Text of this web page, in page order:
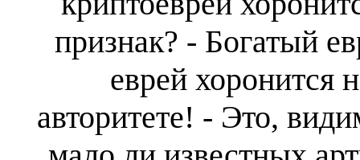
признак? - Богатый
еврей хоронится
авторитете! - Это,